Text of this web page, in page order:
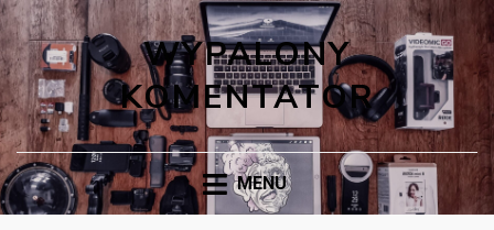
WYPALONY
KOMENTATOR
MENU